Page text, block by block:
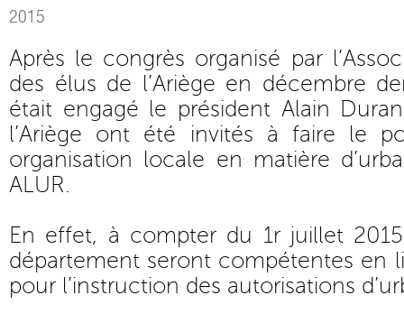
2015
Après le congrès organisé par
des élus de l’Ariège en décembre
était engagé le président Alain
l’Ariège ont été invités à faire le
organisation locale en matière
ALUR.
En effet, à compter du 1r juillet
département seront compétentes en
pour l’instruction des autorisations